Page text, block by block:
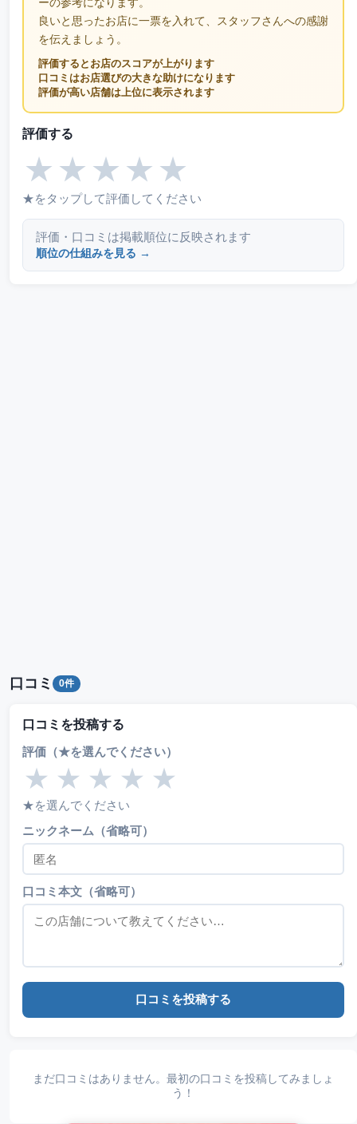
良いと思ったお店に一票を入れて、スタッフさんへの感謝
を伝えましょう。
評価するとお店のスコアが上がります
口コミはお店選びの大きな助けになります
評価が高い店舗は上位に表示されます
評価する
★ ★ ★ ★ ★
★をタップして評価してください
評価・口コミは掲載順位に反映されます
順位の仕組みを見る →
口コミ 0件
口コミを投稿する
評価（★を選んでください）
★ ★ ★ ★ ★
★を選んでください
ニックネーム（省略可）
口コミ本文（省略可）
口コミを投稿する
まだ口コミはありません。最初の口コミを投稿してみましょ
う！